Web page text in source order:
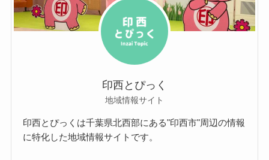
印西とぴっく
地域情報サイト
印西とぴっくは千葉県北西部にある"印西市"周辺の情報
に特化した地域情報サイトです。